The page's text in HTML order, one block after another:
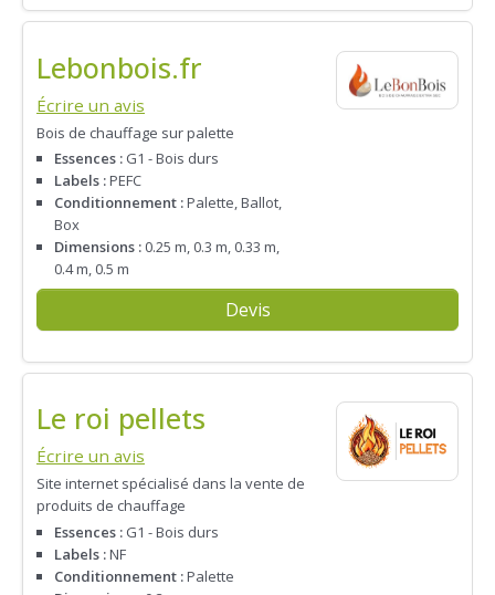
Lebonbois.fr
Écrire un avis
Bois de chauffage sur palette
Essences : G1 - Bois durs
Labels :PEFC
Conditionnement :Palette, Ballot,
Box
Dimensions : 0.25 m, 0.3 m, 0.33 m,
0.4 m, 0.5 m
Devis
Le roi pellets
Écrire un avis
Site internet spécialisé dans la vente de
produits de chauffage
Essences : G1 - Bois durs
Labels :NF
Conditionnement :Palette